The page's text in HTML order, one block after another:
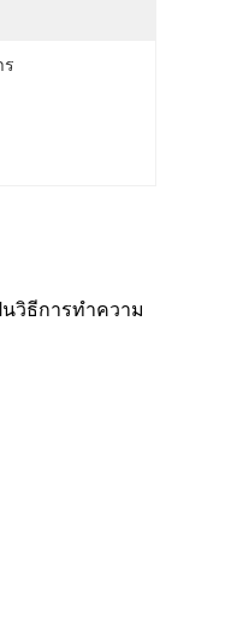
ร
วิธีการทําความ